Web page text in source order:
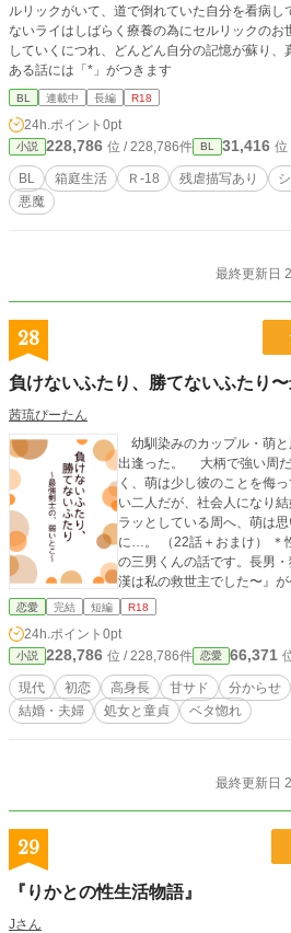
ルリックがいて、道で倒れていた自分を看病
ないライはしばらく療養の為にセルリックの
していくにつれ、どんどん自分の記憶が蘇り、真実が
ある話には「*」がつきます
BL 連載中 長編 R18
24h.ポイント 0pt
小説 228,786 位 / 228,786件 BL 31,416 位
BL 箱庭生活 Ｒ-18 残虐描写あり
悪魔
最終更新日
28
負けないふたり、勝てないふたり
茜琉ぴーたん
幼馴染みのカップル・萌
出逢った。 大柄で強い周だが萌に剣道で勝てたことがな
く、萌は少し彼のことを侮っている。 ラブラ
い二人だが、社会人になり結婚
ラッとしている周へ、萌は
に…。 （22話＋おまけ） ＊性描写あります。 ＊熊倉４兄弟
の三男くんの話です。長男
漢は私の救世主でした〜』
でも差し支えありません。
恋愛 完結 短編 R18
24h.ポイント 0pt
小説 228,786 位 / 228,786件 恋愛 66,371
現代 初恋 高身長 甘サド 分からせ
結婚・夫婦
処女と童貞 ベタ惚れ
最終更新日
29
『りかとの性生活物語』
Jさん